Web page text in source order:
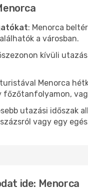
: Menorca
a városban.
kívüli
turistával Menorca
főzőtanfolyamon,
utazási időszak
vagy egy
ide: Menorca